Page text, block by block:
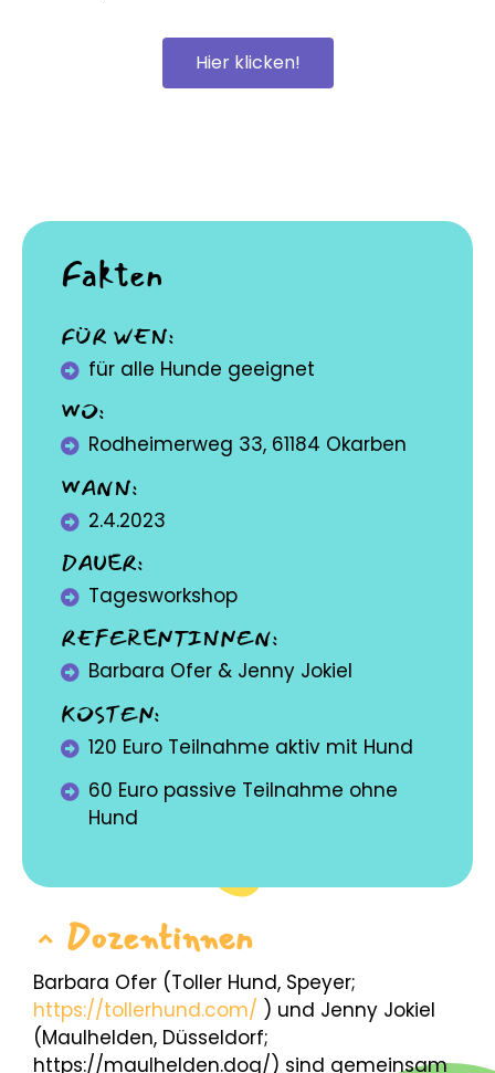
Hier klicken!
Dozentinnen
Barbara Ofer (Toller Hund, Speyer;
https://tollerhund.com/ ) und Jenny Jokiel
(Maulhelden, Düsseldorf;
https://maulhelden.dog/) sind gemeinsam
Fakten
FÜR WEN:
für alle Hunde geeignet
WO:
Rodheimerweg 33, 61184 Okarben
WANN:
2.4.2023
DAUER:
Tagesworkshop
REFERENTINNEN:
Barbara Ofer & Jenny Jokiel
KOSTEN:
120 Euro Teilnahme aktiv mit Hund
60 Euro passive Teilnahme ohne
Hund